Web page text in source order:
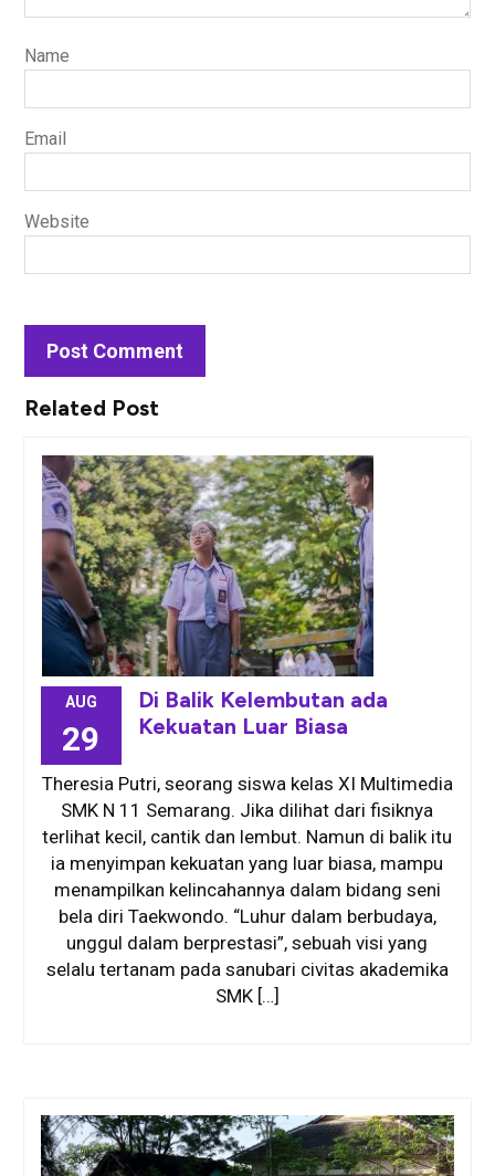
Name
Email
Website
Related Post
AUG
29
Di Balik Kelembutan ada
Kekuatan Luar Biasa
Theresia Putri, seorang siswa kelas XI Multimedia
SMK N 11 Semarang. Jika dilihat dari fisiknya
terlihat kecil, cantik dan lembut. Namun di balik itu
ia menyimpan kekuatan yang luar biasa, mampu
menampilkan kelincahannya dalam bidang seni
bela diri Taekwondo. “Luhur dalam berbudaya,
unggul dalam berprestasi”, sebuah visi yang
selalu tertanam pada sanubari civitas akademika
SMK […]